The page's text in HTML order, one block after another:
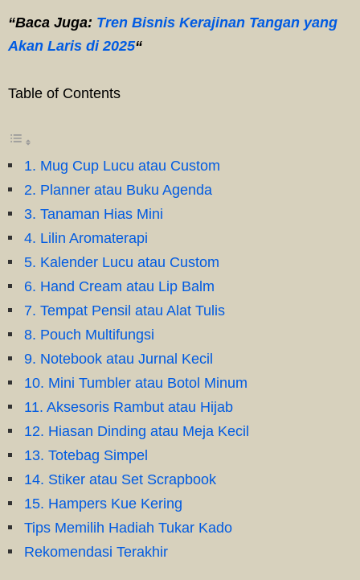
“Baca Juga: Tren Bisnis Kerajinan Tangan yang
Akan Laris di 2025“
Table of Contents
1. Mug Cup Lucu atau Custom
2. Planner atau Buku Agenda
3. Tanaman Hias Mini
4. Lilin Aromaterapi
5. Kalender Lucu atau Custom
6. Hand Cream atau Lip Balm
7. Tempat Pensil atau Alat Tulis
8. Pouch Multifungsi
9. Notebook atau Jurnal Kecil
10. Mini Tumbler atau Botol Minum
11. Aksesoris Rambut atau Hijab
12. Hiasan Dinding atau Meja Kecil
13. Totebag Simpel
14. Stiker atau Set Scrapbook
15. Hampers Kue Kering
Tips Memilih Hadiah Tukar Kado
Rekomendasi Terakhir